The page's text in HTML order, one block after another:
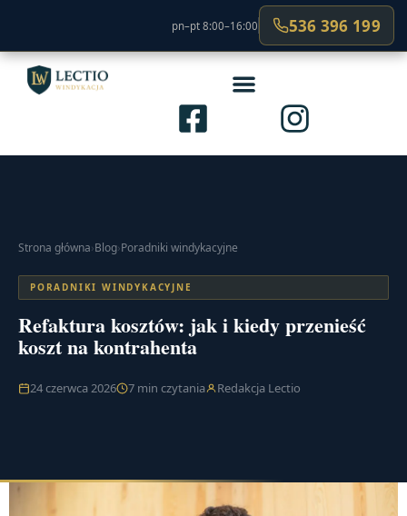
pn–pt 8:00–16:00 536 396 199
Strona główna›Blog›Poradniki windykacyjne
PORADNIKI WINDYKACYJNE
Refaktura kosztów: jak i kiedy przenieść
koszt na kontrahenta
24 czerwca 2026 7 min czytania Redakcja Lectio